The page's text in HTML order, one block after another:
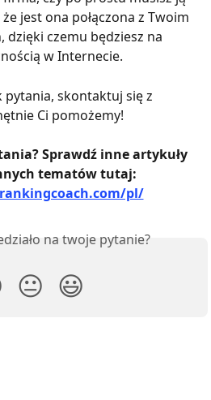
jest ona połączona z Twoim
czemu będziesz na
w Internecie.
pytania, skontaktuj się z
Ci pomożemy!
Sprawdź inne artykuły
tematów tutaj:
pl/
na twoje pytanie?
😐 😃